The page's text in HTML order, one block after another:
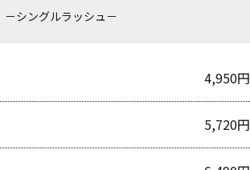
－シングルラッシュ－
4,950円
5,720円